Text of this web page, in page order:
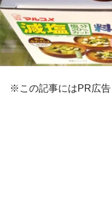
※この記事にはPR広告